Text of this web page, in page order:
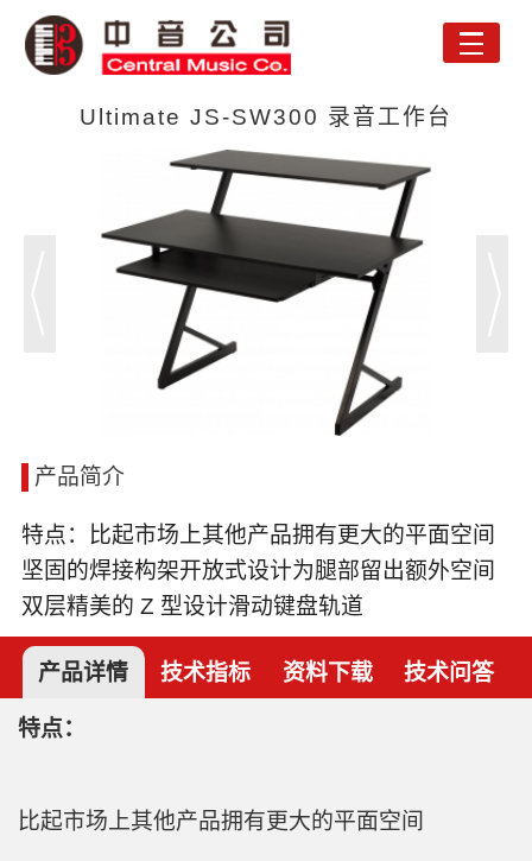
Toggle
Ultimate JS-SW300 录音工作台
产品简介
特点：比起市场上其他产品拥有更大的平面空间
坚固的焊接构架开放式设计为腿部留出额外空间
双层精美的 Z 型设计滑动键盘轨道
产品详情 技术指标 资料下载 技术问答
特点：
比起市场上其他产品拥有更大的平面空间